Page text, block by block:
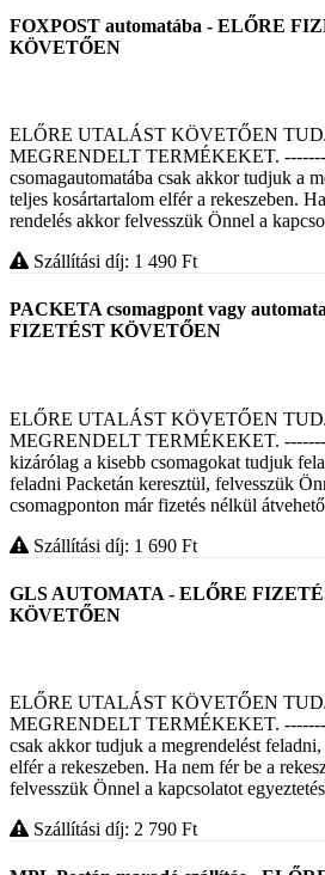
FOXPOST automatába - ELŐRE
KÖVETŐEN
ELŐRE UTALÁST KÖVETŐEN
MEGRENDELT TERMÉKEKET.
csomagautomatába csak akkor tudjuk a
teljes kosártartalom elfér a rekeszeben.
rendelés akkor felvesszük Önnel a
Szállítási díj: 1 490 Ft
PACKETA csomagpont vagy
FIZETÉST KÖVETŐEN
ELŐRE UTALÁST KÖVETŐEN
MEGRENDELT TERMÉKEKET. -------
kizárólag a kisebb csomagokat tudjuk
feladni Packetán keresztül, felvesszük
csomagponton már fizetés nélkül
Szállítási díj: 1 690 Ft
GLS AUTOMATA - ELŐRE
KÖVETŐEN
ELŐRE UTALÁST KÖVETŐEN
MEGRENDELT TERMÉKEKET.
csak akkor tudjuk a megrendelést
elfér a rekeszeben. Ha nem fér be a
felvesszük Önnel a kapcsolatot
Szállítási díj: 2 790 Ft